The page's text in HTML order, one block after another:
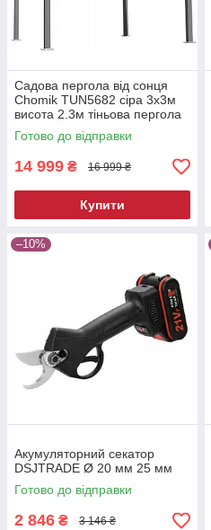
Садова пергола від сонця
Chomik TUN5682 сіра 3х3м
висота 2.3м тіньова пергола
для двору
Готово до відправки
14 999 ₴ 16 999 ₴
Купити
–10%
Акумуляторний секатор
DSJTRADE Ø 20 мм 25 мм
Готово до відправки
2 846 ₴ 3 146 ₴